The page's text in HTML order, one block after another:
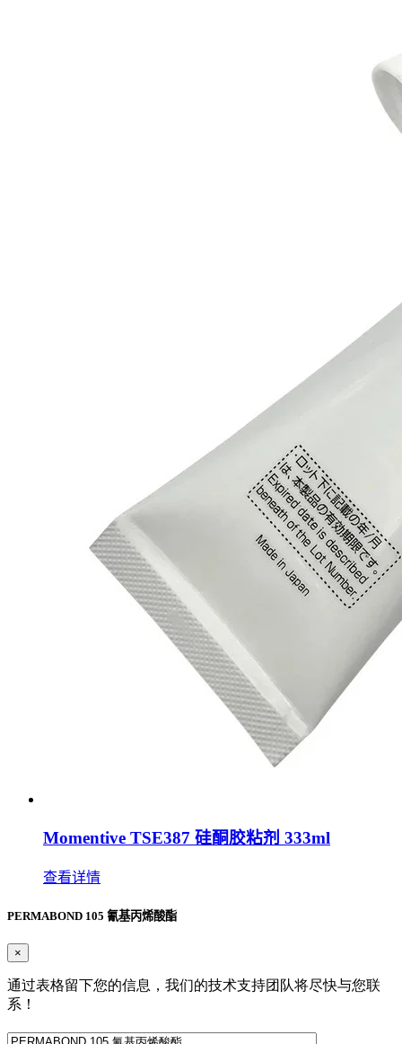
Momentive TSE387 硅酮胶粘剂 333ml
查看详情
PERMABOND 105 氰基丙烯酸酯
×
通过表格留下您的信息，我们的技术支持团队将尽快与您联
系！